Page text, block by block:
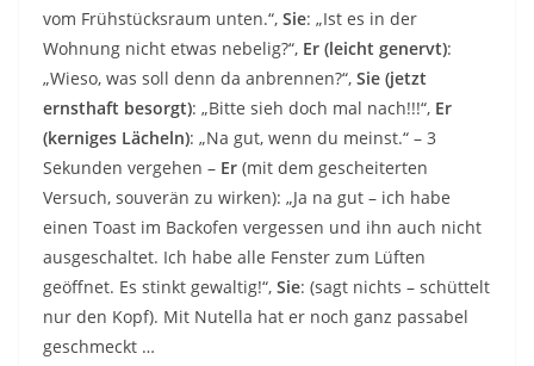
vom Frühstücksraum unten.“, Sie: „Ist es in der
Wohnung nicht etwas nebelig?“, Er (leicht genervt):
„Wieso, was soll denn da anbrennen?“, Sie (jetzt
ernsthaft besorgt): „Bitte sieh doch mal nach!!!“, Er
(kerniges Lächeln): „Na gut, wenn du meinst.“ – 3
Sekunden vergehen – Er (mit dem gescheiterten
Versuch, souverän zu wirken): „Ja na gut – ich habe
einen Toast im Backofen vergessen und ihn auch nicht
ausgeschaltet. Ich habe alle Fenster zum Lüften
geöffnet. Es stinkt gewaltig!“, Sie: (sagt nichts – schüttelt
nur den Kopf). Mit Nutella hat er noch ganz passabel
geschmeckt …